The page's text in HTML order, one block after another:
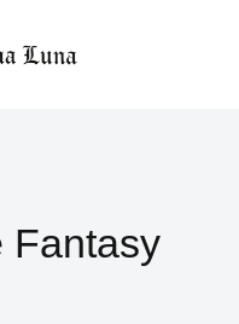
Fantasy